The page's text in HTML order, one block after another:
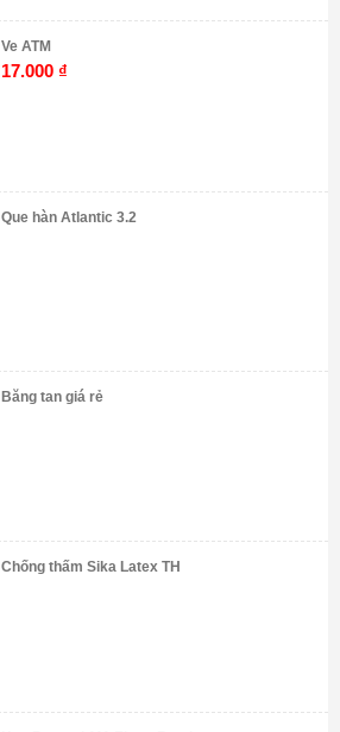
Ve ATM
17.000 ₫
Que hàn Atlantic 3.2
Băng tan giá rẻ
Chống thấm Sika Latex TH